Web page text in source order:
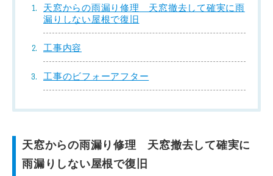
天窓からの雨漏り修理 天窓撤去して確実に雨
漏りしない屋根で復旧
工事内容
工事のビフォーアフター
天窓からの雨漏り修理 天窓撤去して確実に
雨漏りしない屋根で復旧